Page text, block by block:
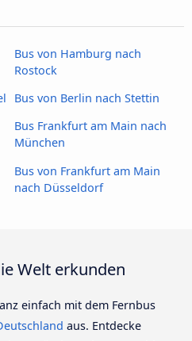
Bus von Hamburg nach
Rostock
Bus von Berlin nach Stettin
Bus Frankfurt am Main nach
München
Bus von Frankfurt am Main
nach Düsseldorf
Welt erkunden
einfach mit dem Fernbus
aus. Entdecke